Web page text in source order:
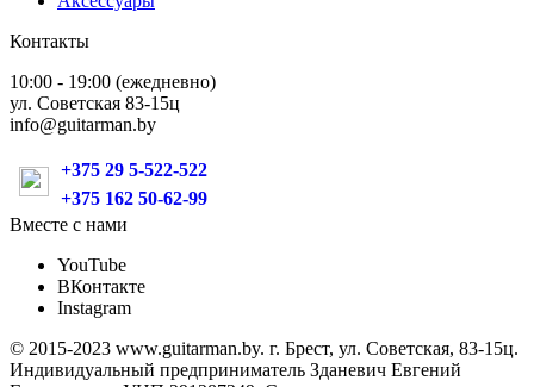
Контакты
10:00 - 19:00 (ежедневно)
ул. Советская 83-15ц
info@guitarman.by
+375 29 5-522-522
+375 162 50-62-99
Вместе с нами
YouTube
ВКонтакте
Instagram
© 2015-2023 www.guitarman.by. г. Брест, ул. Советская, 83-15ц.
Индивидуальный предприниматель Зданевич Евгений